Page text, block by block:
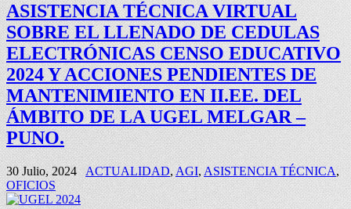
ASISTENCIA TÉCNICA VIRTUAL
SOBRE EL LLENADO DE CEDULAS
ELECTRÓNICAS CENSO EDUCATIVO
2024 Y ACCIONES PENDIENTES DE
MANTENIMIENTO EN II.EE. DEL
ÁMBITO DE LA UGEL MELGAR –
PUNO.
30 Julio, 2024 ACTUALIDAD,AGI, ASISTENCIA TÉCNICA,
OFICIOS